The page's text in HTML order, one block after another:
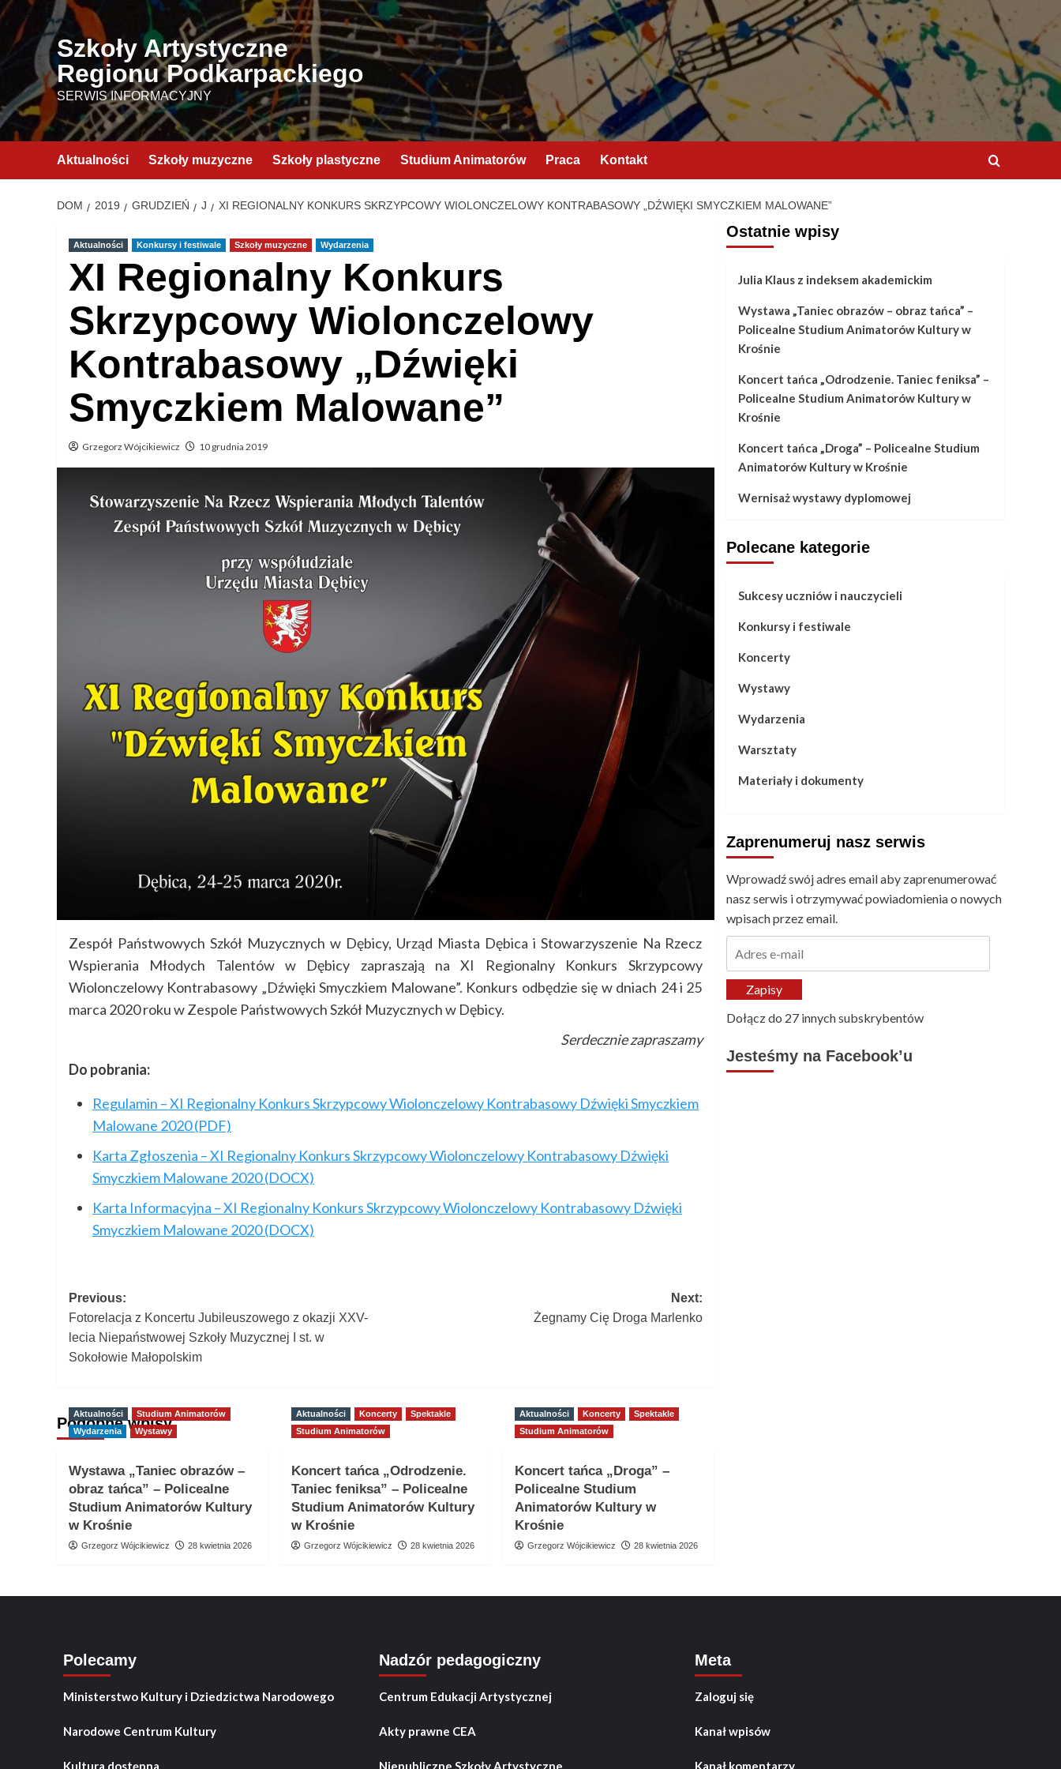
Przejdź
treści
Szkoły Artystyczne
Regionu Podkarpackiego
SERWIS INFORMACYJNY
Aktualności Szkoły muzyczne Szkoły plastyczne Studium Animatorów Praca Kontakt
DOM 2019 GRUDZIEŃ J XI REGIONALNY KONKURS SKRZYPCOWY WIOLONCZELOWY KONTRABASOWY „DŹWIĘKI SMYCZKIEM MALOWANE”
Aktualności Konkursy i festiwale Szkoły muzyczne Wydarzenia
XI Regionalny Konkurs
Skrzypcowy Wiolonczelowy
Kontrabasowy „Dźwięki
Smyczkiem Malowane”
Grzegorz Wójcikiewicz 10 grudnia 2019
Zespół Państwowych Szkół Muzycznych w Dębicy, Urząd Miasta Dębica i Stowarzyszenie Na Rzecz
Wspierania Młodych Talentów w Dębicy zapraszają na XI Regionalny Konkurs Skrzypcowy
Wiolonczelowy Kontrabasowy „Dźwięki Smyczkiem Malowane”. Konkurs odbędzie się w dniach 24 i 25
marca 2020 roku w Zespole Państwowych Szkół Muzycznych w Dębicy.
Serdecznie zapraszamy
Do pobrania:
Regulamin – XI Regionalny Konkurs Skrzypcowy Wiolonczelowy Kontrabasowy Dźwięki Smyczkiem
Malowane 2020 (PDF)
Karta Zgłoszenia – XI Regionalny Konkurs Skrzypcowy Wiolonczelowy Kontrabasowy Dźwięki
Smyczkiem Malowane 2020 (DOCX)
Karta Informacyjna – XI Regionalny Konkurs Skrzypcowy Wiolonczelowy Kontrabasowy Dźwięki
Smyczkiem Malowane 2020 (DOCX)
Post
navigation
Previous:
Fotorelacja z Koncertu Jubileuszowego z okazji XXV-
lecia Niepaństwowej Szkoły Muzycznej I st. w
Sokołowie Małopolskim
Next:
Żegnamy Cię Droga Marlenko
Podobne wpisy
Aktualności
Studium Animatorów
Wydarzenia
Wystawy
Wystawa „Taniec obrazów –
obraz tańca” – Policealne
Studium Animatorów Kultury
w Krośnie
Grzegorz Wójcikiewicz 28 kwietnia 2026
Aktualności Koncerty
Spektakle
Studium Animatorów
Koncert tańca „Odrodzenie.
Taniec feniksa” – Policealne
Studium Animatorów Kultury
w Krośnie
Grzegorz Wójcikiewicz 28 kwietnia 2026
Aktualności Koncerty
Spektakle
Studium Animatorów
Koncert tańca „Droga” –
Policealne Studium
Animatorów Kultury w
Krośnie
Grzegorz Wójcikiewicz 28 kwietnia 2026
Ostatnie wpisy
Julia Klaus z indeksem akademickim
Wystawa „Taniec obrazów – obraz tańca” –
Policealne Studium Animatorów Kultury w
Krośnie
Koncert tańca „Odrodzenie. Taniec feniksa” –
Policealne Studium Animatorów Kultury w
Krośnie
Koncert tańca „Droga” – Policealne Studium
Animatorów Kultury w Krośnie
Wernisaż wystawy dyplomowej
Polecane kategorie
Sukcesy uczniów i nauczycieli
Konkursy i festiwale
Koncerty
Wystawy
Wydarzenia
Warsztaty
Materiały i dokumenty
Zaprenumeruj nasz serwis
Wprowadź swój adres email aby zaprenumerować
nasz serwis i otrzymywać powiadomienia o nowych
wpisach przez email.
mailZapisy
Dołącz do 27 innych subskrybentów
Jesteśmy na Facebook’u
Polecamy
Ministerstwo Kultury i Dziedzictwa Narodowego
Narodowe Centrum Kultury
Kultura dostępna
Nadzór pedagogiczny
Centrum Edukacji Artystycznej
Akty prawne CEA
Niepubliczne Szkoły Artystyczne
Meta
Zaloguj się
Kanał wpisów
Kanał komentarzy